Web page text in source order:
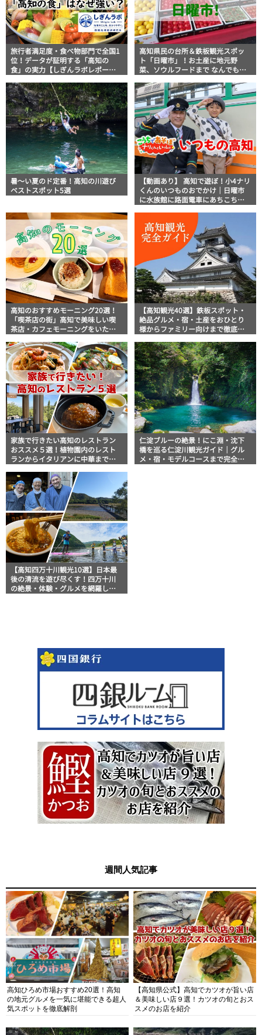
旅行者満足度・食べ物部門で全国1
位！データが証明する「高知の
食」の実力【しぎんラボレポー
高知県民の台所＆鉄板観光スポッ
ト「日曜市」！お土産に地元野
菜、ソウルフードまで なんでもそ
説！
暑～い夏のド定番！高知の川遊び
ベストスポット5選
【動画あり】 高知で遊ぼ！小4ナリ
くんのいつものおでかけ｜日曜市
に水族館に路面電車にあちこち巡
高知のおすすめモーニング20選！
「喫茶店の街」高知で美味しい喫
茶店・カフェモーニングをいただ
【高知観光40選】鉄板スポット・
絶品グルメ・宿・土産をおひとり
様からファミリー向けまで徹底解
家族で行きたい高知のレストラン
おススメ５選！植物園内のレスト
ランからイタリアンに中華まで楽
仁淀ブルーの絶景！にこ淵・沈下
橋を巡る仁淀川観光ガイド｜グル
メ・宿・モデルコースまで完全網
【高知四万十川観光10選】日本最
後の清流を遊び尽くす！四万十川
の絶景・体験・グルメを網羅した
週間人気記事
高知ひろめ市場おすすめ20選！高知
の地元グルメを一気に堪能できる超人
気スポットを徹底解剖
【高知県公式】高知でカツオが旨い店
＆美味しい店９選！カツオの旬とおス
スメのお店を紹介